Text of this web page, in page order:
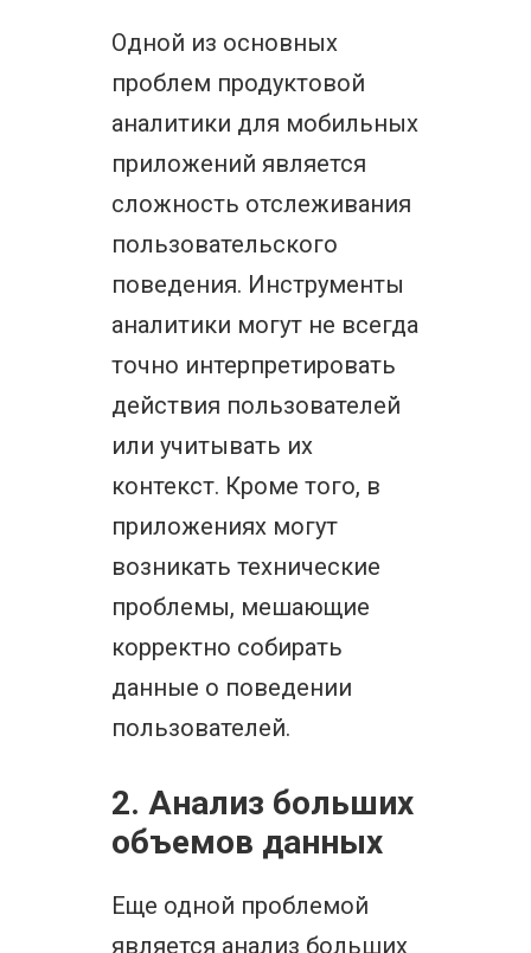
Одной из основных
проблем продуктовой
аналитики для мобильных
приложений является
сложность отслеживания
пользовательского
поведения. Инструменты
аналитики могут не всегда
точно интерпретировать
действия пользователей
или учитывать их
контекст. Кроме того, в
приложениях могут
возникать технические
проблемы, мешающие
корректно собирать
данные о поведении
пользователей.
2. Анализ больших
объемов данных
Еще одной проблемой
является анализ больших